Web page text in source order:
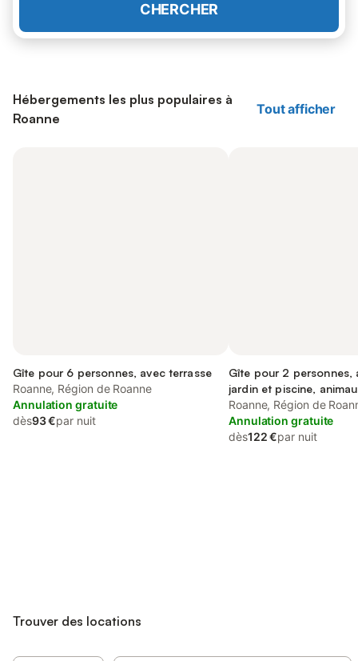
CHERCHER
Hébergements les plus populaires à
Roanne
Tout afficher
Gîte pour 6 personnes, avec terrasse
Roanne, Région de Roanne
Annulation gratuite
dès93 €par nuit
Gîte pour 2 personnes,
jardin et piscine,
acceptés
Roanne, Région de
Annulation gratuite
dès122 €par nuit
Trouver des locations